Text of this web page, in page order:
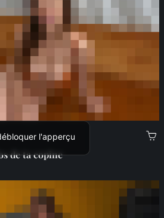
l'apperçu
de ta copine